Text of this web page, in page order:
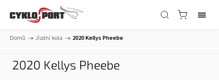
Domů / Jízdní kola / 2020 Kellys Pheebe
2020 Kellys Pheebe